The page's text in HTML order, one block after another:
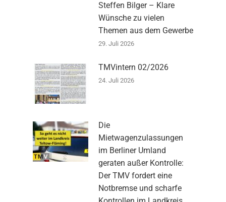
Steffen Bilger – Klare
Wünsche zu vielen
Themen aus dem Gewerbe
29. Juli 2026
TMVintern 02/2026
24. Juli 2026
Die
Mietwagenzulassungen
im Berliner Umland
geraten außer Kontrolle:
Der TMV fordert eine
Notbremse und scharfe